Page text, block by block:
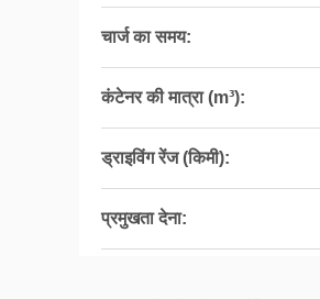
चार्ज का समय:
कंटेनर की मात्रा (m³):
ड्राइविंग रेंज (किमी):
प्रमुखता देना: